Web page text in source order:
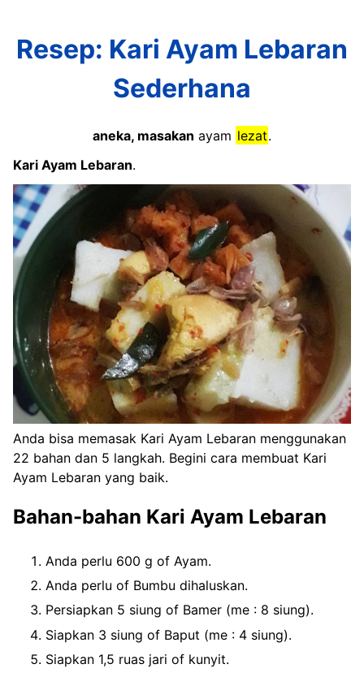
Resep: Kari Ayam Lebaran
Sederhana
aneka, masakan ayam lezat.
Kari Ayam Lebaran.
Anda bisa memasak Kari Ayam Lebaran menggunakan
22 bahan dan 5 langkah. Begini cara membuat Kari
Ayam Lebaran yang baik.
Bahan-bahan Kari Ayam Lebaran
Anda perlu 600 g of Ayam.
Anda perlu of Bumbu dihaluskan.
Persiapkan 5 siung of Bamer (me : 8 siung).
Siapkan 3 siung of Baput (me : 4 siung).
Siapkan 1,5 ruas jari of kunyit.